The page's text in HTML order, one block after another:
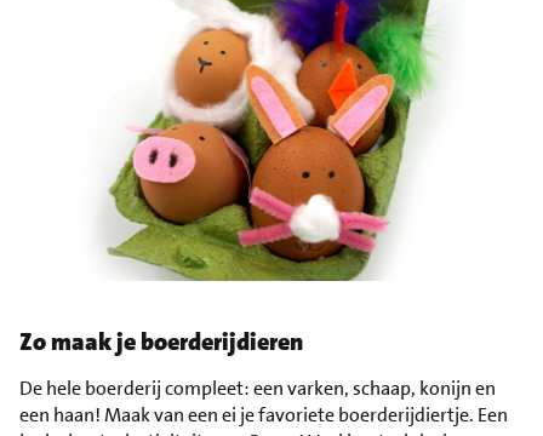
Zo maak je boerderijdieren
De hele boerderij compleet: een varken, schaap, konijn en
een haan! Maak van een ei je favoriete boerderijdiertje. Een